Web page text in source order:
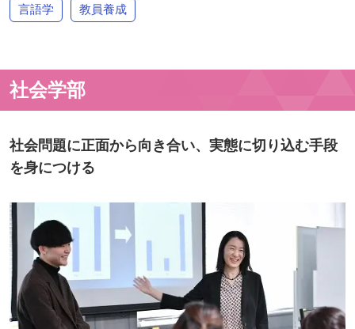
言語学 教員養成
社会学部
社会問題に正面から向き合い、実態に切り込む手段
を身につける